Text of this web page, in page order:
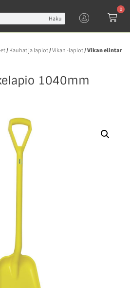
Haku
0
/ Kauhat ja lapiot/Vikan -lapiot/ Vikan elintar
1040mm